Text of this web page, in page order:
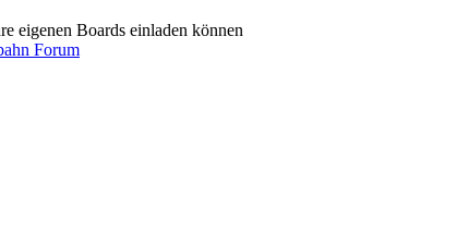
eigenen Boards einladen können
Forum